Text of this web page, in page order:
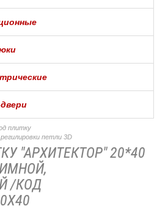
плитку
петли 3D
"АРХИТЕКТОР" 20*40
/КОД